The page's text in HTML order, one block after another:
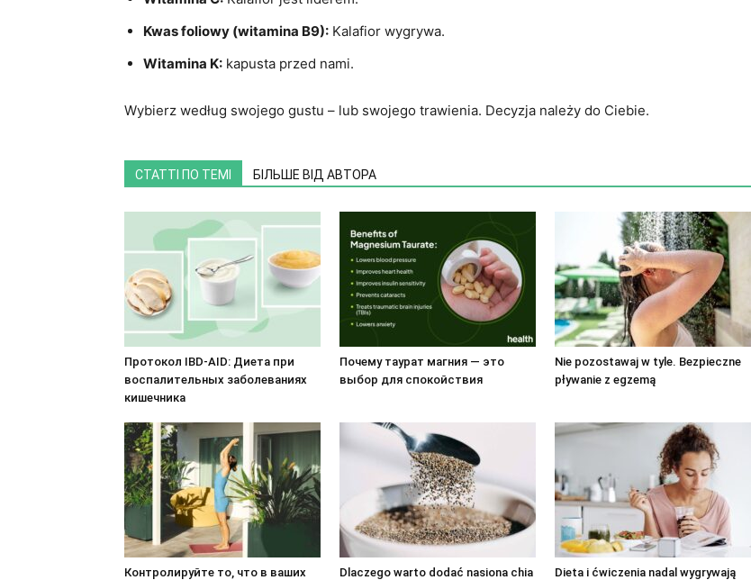
Kwas foliowy (witamina B9): Kalafior wygrywa.
Witamina K: kapusta przed nami.
Wybierz według swojego gustu – lub swojego trawienia. Decyzja należy do Ciebie.
СТАТТІ ПО ТЕМІ БІЛЬШЕ ВІД АВТОРА
Протокол IBD-AID: Диета при
воспалительных заболеваниях
кишечника
Почему таурат магния — это
выбор для спокойствия
Nie pozostawaj w tyle. Bezpieczne
pływanie z egzemą
Контролируйте то, что в ваших Dlaczego warto dodać nasiona chia Dieta i ćwiczenia nadal wygrywają